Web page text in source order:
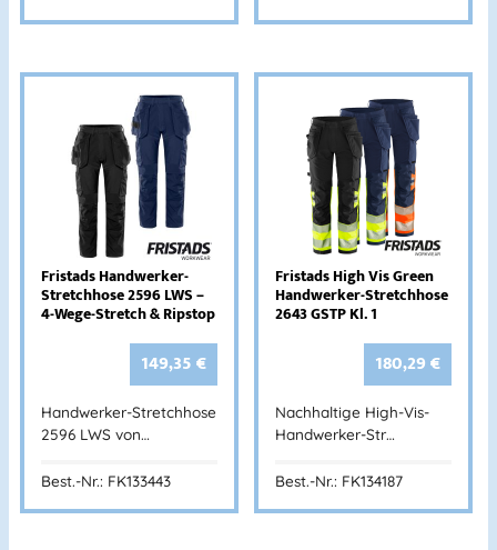
Fristads Handwerker-
Stretchhose 2596 LWS –
4-Wege-Stretch & Ripstop
149,35€
Handwerker-Stretchhose
2596 LWS von…
Best.-Nr.: FK133443
Fristads High Vis Green
Handwerker-Stretchhose
2643 GSTP Kl. 1
180,29€
Nachhaltige High-Vis-
Handwerker-Str…
Best.-Nr.: FK134187